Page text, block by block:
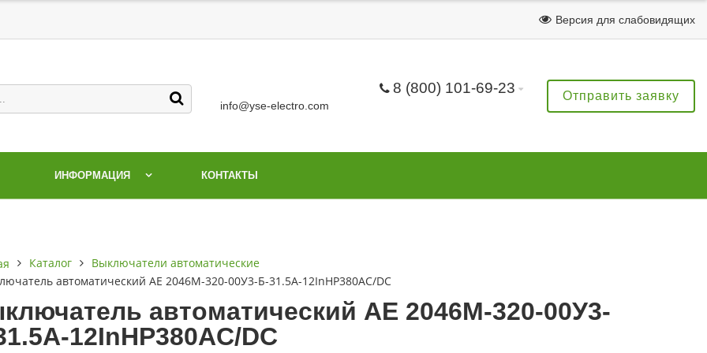
Версия для слабовидящих
8 (800) 101-69-23
info@yse-electro.com
Отправить заявку
ИНФОРМАЦИЯ КОНТАКТЫ
Каталог
Выключатели автоматические
автоматический АЕ 2046М-320-00У3-Б-31.5А-12InНР380AC/DC
автоматический АЕ 2046М-320-00У3-
12InНР380AC/DC